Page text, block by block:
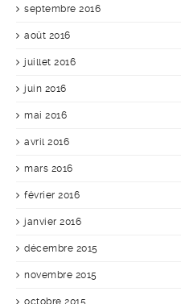
septembre 2016
août 2016
juillet 2016
juin 2016
mai 2016
avril 2016
mars 2016
février 2016
janvier 2016
décembre 2015
novembre 2015
octobre 2015